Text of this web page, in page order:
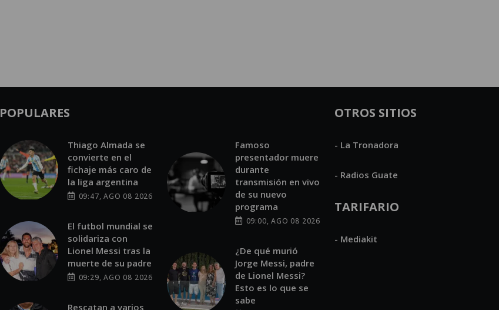
POPULARES
Thiago Almada se
convierte en el
fichaje más caro de
la liga argentina
09:47, AGO 08 2026
El futbol mundial se
solidariza con
Lionel Messi tras la
muerte de su padre
09:29, AGO 08 2026
Rescatan a varios
Famoso
presentador muere
durante
transmisión en vivo
de su nuevo
programa
09:00, AGO 08 2026
¿De qué murió
Jorge Messi, padre
de Lionel Messi?
Esto es lo que se
sabe
OTROS SITIOS
- La Tronadora
- Radios Guate
TARIFARIO
- Mediakit